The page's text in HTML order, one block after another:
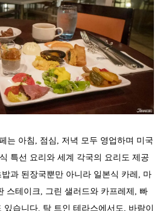
는 아침, 점심, 저녁 모두 영업하며 미국
특선 요리와 세계 각국의 요리도 제공
과 된장국뿐만 아니라 일본식 카레, 마
스테이크, 그린 샐러드와 카프레제, 빠
습니다. 탁 트인 테라스에서도, 바람이